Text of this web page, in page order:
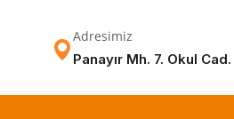
Adresimiz
Panayır Mh. 7. Okul